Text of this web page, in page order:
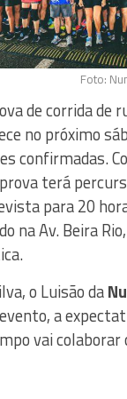
Foto:
de corrida de
no próximo
confirmadas.
terá
para 20
na Av. Beira
o Luisão da
a
vai colaborar